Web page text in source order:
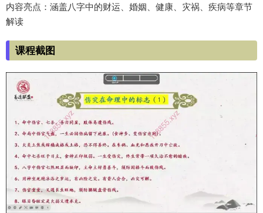
内容亮点：涵盖八字中的财运、婚姻、健康、灾祸、疾病等章节
解读
课程截图